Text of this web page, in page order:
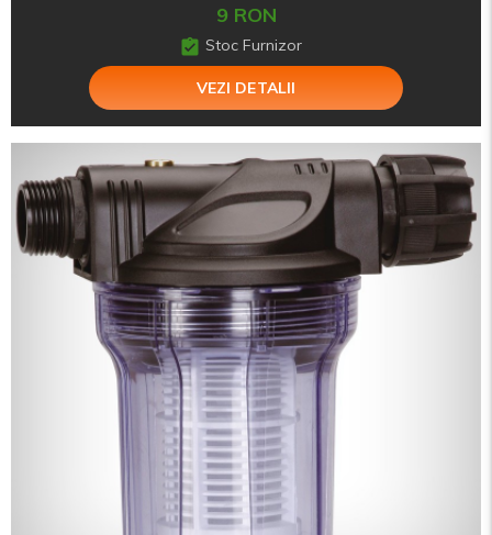
9 RON
Stoc Furnizor
VEZI DETALII